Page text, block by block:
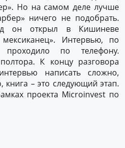
Но на самом деле лучше
ничего не подобрать.
он открыл в Кишиневе
Интервью, по
проходило по телефону.
К концу разговора
написать сложно,
книга – это следующий этап.
проекта Microinvest по